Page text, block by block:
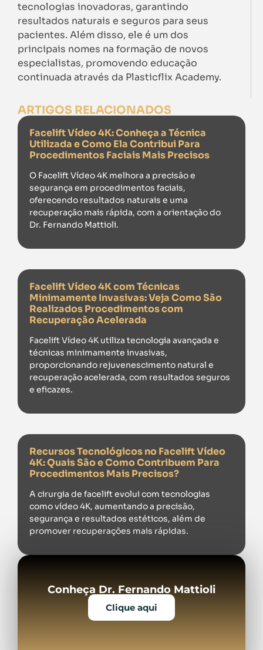
tecnologias inovadoras, garantindo
resultados naturais e seguros para seus
pacientes. Além disso, ele é um dos
principais nomes na formação de novos
especialistas, promovendo educação
continuada através da Plasticflix Academy.
ARTIGOS RELACIONADOS
Facelift Vídeo 4K: Conheça a Técnica
Utilizada e Como Ela Contribui Para
Procedimentos Faciais Mais Precisos
O Facelift Vídeo 4K melhora a precisão e
segurança em procedimentos faciais,
oferecendo resultados naturais e uma
recuperação mais rápida, com a orientação do
Dr. Fernando Mattioli.
Facelift Vídeo 4K com Técnicas
Minimamente Invasivas: Veja Como São
Realizados Procedimentos com
Recuperação Acelerada
Facelift Vídeo 4K utiliza tecnologia avançada e
técnicas minimamente invasivas,
proporcionando rejuvenescimento natural e
recuperação acelerada, com resultados seguros
e eficazes.
Recursos Tecnológicos no Facelift Vídeo
4K: Quais São e Como Contribuem Para
Procedimentos Mais Precisos?
A cirurgia de facelift evolui com tecnologias
como vídeo 4K, aumentando a precisão,
segurança e resultados estéticos, além de
promover recuperações mais rápidas.
Conheça Dr. Fernando Mattioli
Clique aqui